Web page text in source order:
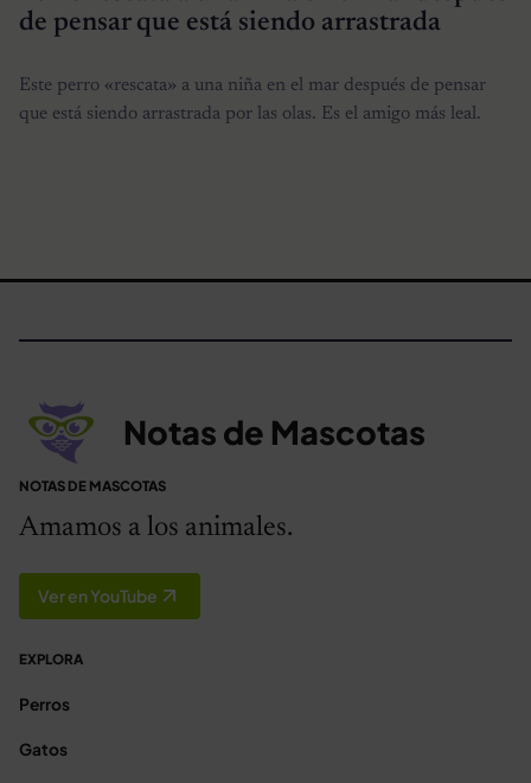
de pensar que está siendo arrastrada
Este perro «rescata» a una niña en el mar después de pensar
que está siendo arrastrada por las olas. Es el amigo más leal.
Notas de Mascotas
NOTAS DE MASCOTAS
Amamos a los animales.
Ver en YouTube
EXPLORA
Perros
Gatos